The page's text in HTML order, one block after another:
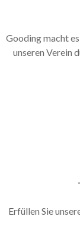
Gooding macht
unseren Verein
Erfüllen Sie